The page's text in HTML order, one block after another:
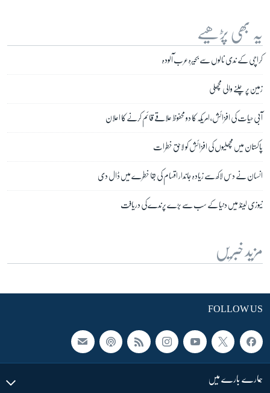
یہ بھی پڑھیے
کراچی کے ندی نالوں سے بحیرہ عرب آلودہ
زمین پر چلنے والی مچھلی
آبی حیات کی افزائش، امریکہ کا دو محفوظ علاقے قائم کرنے کا اعلان
پاکستان میں مچھلیوں کی افزائش کو لاحق خطرات
انسان نے دس لاکھ سے زیادہ جاندار اقسام کی بقا خطرے میں ڈال دی
نیوزی لینڈ میں دنیا کے سب سے بڑے پرندے کی دریافت
مزید خبریں
FOLLOW US
ہمارے بارے میں